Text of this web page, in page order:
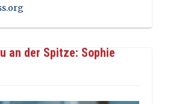
an der Spitze: Sophie